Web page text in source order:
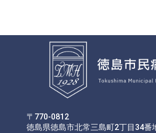
〒770-0812
徳島県徳島市北常三島町2丁目34番